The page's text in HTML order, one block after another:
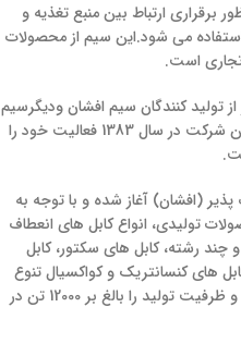
به منظور برقراری ارتباط بین منبع تغذیه و
می شود.این سیم از محصولات
تجاری است.
تولید کنندگان سیم افشان ودیگرسیم
و کابل های صنعتی و ساختمانی است. این شرکت در سال 1383 فعالیت خود را
(افشان) آغاز شده و با توجه به
تولیدی، انواع کابل های انعطاف
رشته، کابل های سکتور، کابل
های کنسانتریک و کواکسیال تنوع
محصولات را به بیش از 150 نوع محصول و ظرفیت تولید را بالغ بر 12000 تن در